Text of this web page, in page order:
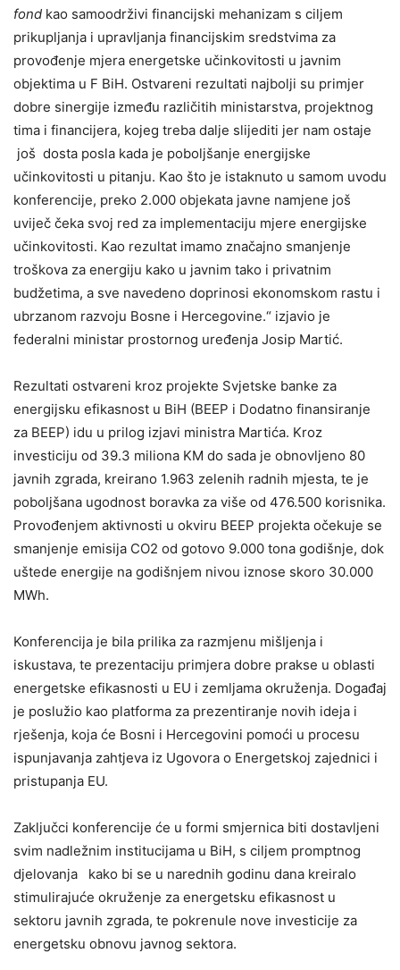
fond kao samoodrživi financijski mehanizam s ciljem
prikupljanja i upravljanja financijskim sredstvima za
provođenje mjera energetske učinkovitosti u javnim
objektima u F BiH. Ostvareni rezultati najbolji su primjer
dobre sinergije između različitih ministarstva, projektnog
tima i financijera, kojeg treba dalje slijediti jer nam ostaje
još dosta posla kada je poboljšanje energijske
učinkovitosti u pitanju. Kao što je istaknuto u samom uvodu
konferencije, preko 2.000 objekata javne namjene još
uviječ čeka svoj red za implementaciju mjere energijske
učinkovitosti. Kao rezultat imamo značajno smanjenje
troškova za energiju kako u javnim tako i privatnim
budžetima, a sve navedeno doprinosi ekonomskom rastu i
ubrzanom razvoju Bosne i Hercegovine.“ izjavio je
federalni ministar prostornog uređenja Josip Martić.
Rezultati ostvareni kroz projekte Svjetske banke za
energijsku efikasnost u BiH (BEEP i Dodatno finansiranje
za BEEP) idu u prilog izjavi ministra Martića. Kroz
investiciju od 39.3 miliona KM do sada je obnovljeno 80
javnih zgrada, kreirano 1.963 zelenih radnih mjesta, te je
poboljšana ugodnost boravka za više od 476.500 korisnika.
Provođenjem aktivnosti u okviru BEEP projekta očekuje se
smanjenje emisija CO2 od gotovo 9.000 tona godišnje, dok
uštede energije na godišnjem nivou iznose skoro 30.000
MWh.
Konferencija je bila prilika za razmjenu mišljenja i
iskustava, te prezentaciju primjera dobre prakse u oblasti
energetske efikasnosti u EU i zemljama okruženja. Događaj
je poslužio kao platforma za prezentiranje novih ideja i
rješenja, koja će Bosni i Hercegovini pomoći u procesu
ispunjavanja zahtjeva iz Ugovora o Energetskoj zajednici i
pristupanja EU.
Zaključci konferencije će u formi smjernica biti dostavljeni
svim nadležnim institucijama u BiH, s ciljem promptnog
djelovanja kako bi se u narednih godinu dana kreiralo
stimulirajuće okruženje za energetsku efikasnost u
sektoru javnih zgrada, te pokrenule nove investicije za
energetsku obnovu javnog sektora.